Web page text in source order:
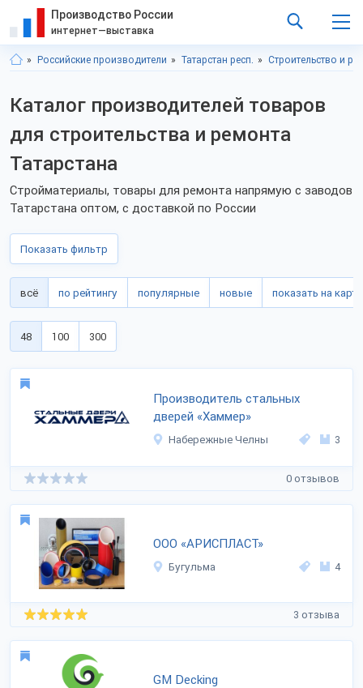
Производство России
интернет—выставка
Российские производители Татарстан респ. Строительство и
Каталог производителей товаров
для строительства и ремонта
Татарстана
Стройматериалы, товары для ремонта напрямую с заводов
Татарстана оптом, с доставкой по России
Показать фильтр
всё по рейтингу популярные новые показать на карте
48 100 300
Производитель стальных
дверей «Хаммер»
Набережные Челны 3
0 отзывов
ООО «АРИСПЛАСТ»
Бугульма 4
3 отзыва
GM Decking